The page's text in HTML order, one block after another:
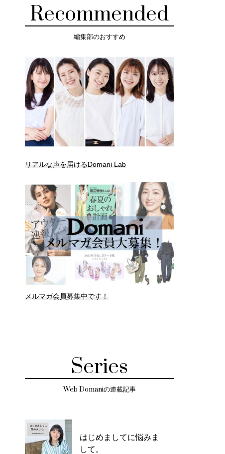
Recommended
編集部のおすすめ
リアルな声を届けるDomani Lab
メルマガ会員募集中です！
Series
Web Domaniの連載記事
はじめましてに悩みま
して。